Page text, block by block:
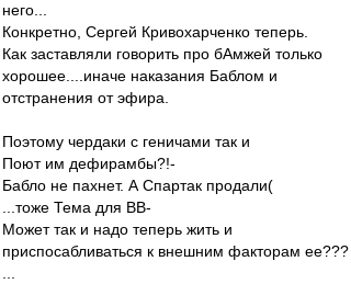
него...
Конкретно, Сергей Кривохарченко теперь.
Как заставляли говорить про бАмжей только
хорошее....иначе наказания Баблом и
отстранения от эфира.
Поэтому чердаки с геничами так и
Поют им дефирамбы?!-
Бабло не пахнет. А Спартак продали(
...тоже Тема для ВВ-
Может так и надо теперь жить и
приспосабливаться к внешним факторам ее???